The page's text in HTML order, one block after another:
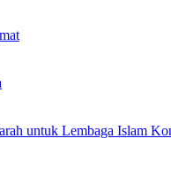
untuk Lembaga Islam